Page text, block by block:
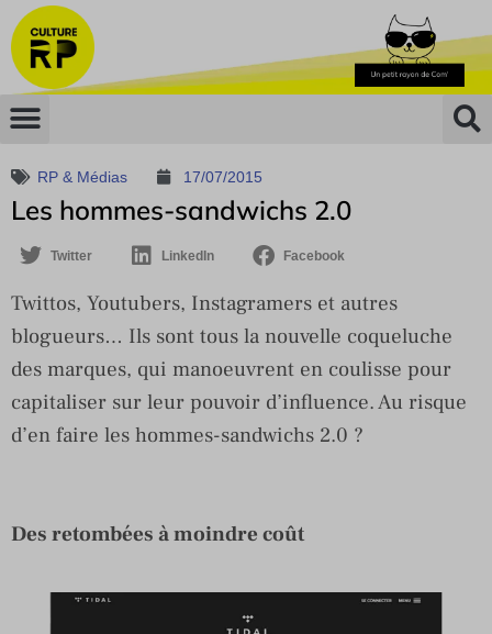
RP & Médias 17/07/2015
Les hommes-sandwichs 2.0
Twitter LinkedIn Facebook
Twittos, Youtubers, Instagramers et autres
blogueurs… Ils sont tous la nouvelle coqueluche
des marques, qui manoeuvrent en coulisse pour
capitaliser sur leur pouvoir d’influence. Au risque
d’en faire les hommes-sandwichs 2.0 ?
Des retombées à moindre coût